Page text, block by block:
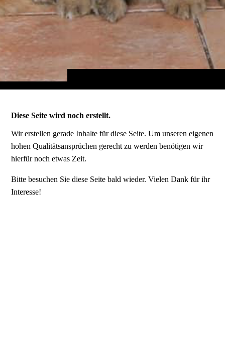
Diese Seite wird noch erstellt.
Wir erstellen gerade Inhalte für diese Seite. Um unseren eigenen
hohen Qualitätsansprüchen gerecht zu werden benötigen wir
hierfür noch etwas Zeit.
Bitte besuchen Sie diese Seite bald wieder. Vielen Dank für ihr
Interesse!